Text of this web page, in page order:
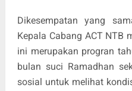
Dikesempatan yang
Kepala Cabang ACT NTB
ini merupakan progran
bulan suci Ramadhan
sosial untuk melihat